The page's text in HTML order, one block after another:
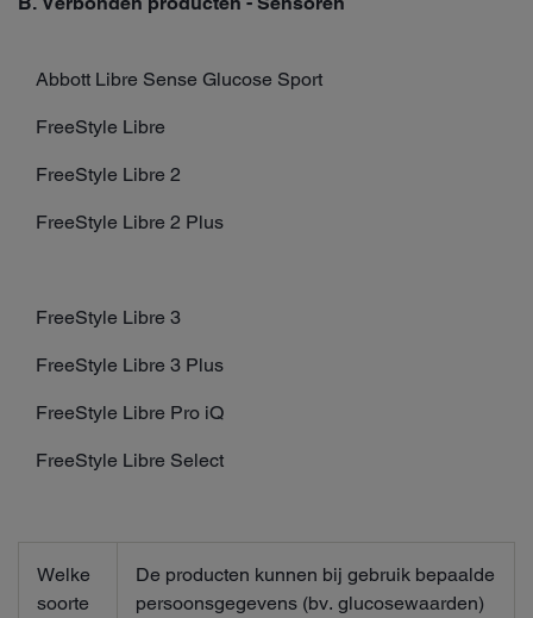
Abbott Libre Sense Glucose Sport
FreeStyle Libre
FreeStyle Libre 2
FreeStyle Libre 2 Plus
FreeStyle Libre 3
FreeStyle Libre 3 Plus
FreeStyle Libre Pro iQ
FreeStyle Libre Select
Welke
soorte
De producten kunnen bij gebruik bepaalde
persoonsgegevens (bv. glucosewaarden)